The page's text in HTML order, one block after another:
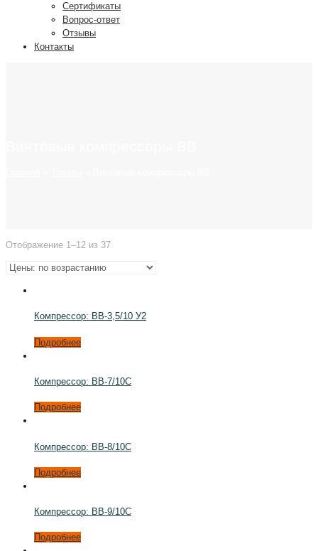
Сертификаты
Вопрос-ответ
Отзывы
Контакты
Отображение 1–12 из 37
Компрессор: ВВ-3,5/10 У2
Подробнее
Компрессор: ВВ-7/10С
Подробнее
Компрессор: ВВ-8/10С
Подробнее
Компрессор: ВВ-9/10С
Подробнее